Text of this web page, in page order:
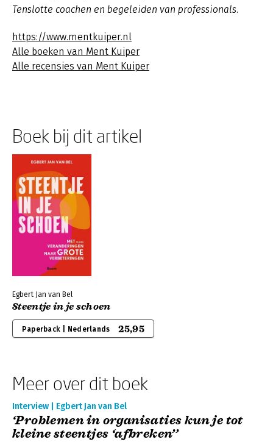
Tenslotte coachen en begeleiden van professionals.
https://www.mentkuiper.nl
Alle boeken van Ment Kuiper
Alle recensies van Ment Kuiper
Boek bij dit artikel
Egbert Jan van Bel
Steentje in je schoen
Paperback | Nederlands 25,95
Meer over dit boek
Interview | Egbert Jan van Bel
‘Problemen in organisaties kun je tot
kleine steentjes ‘afbreken’’